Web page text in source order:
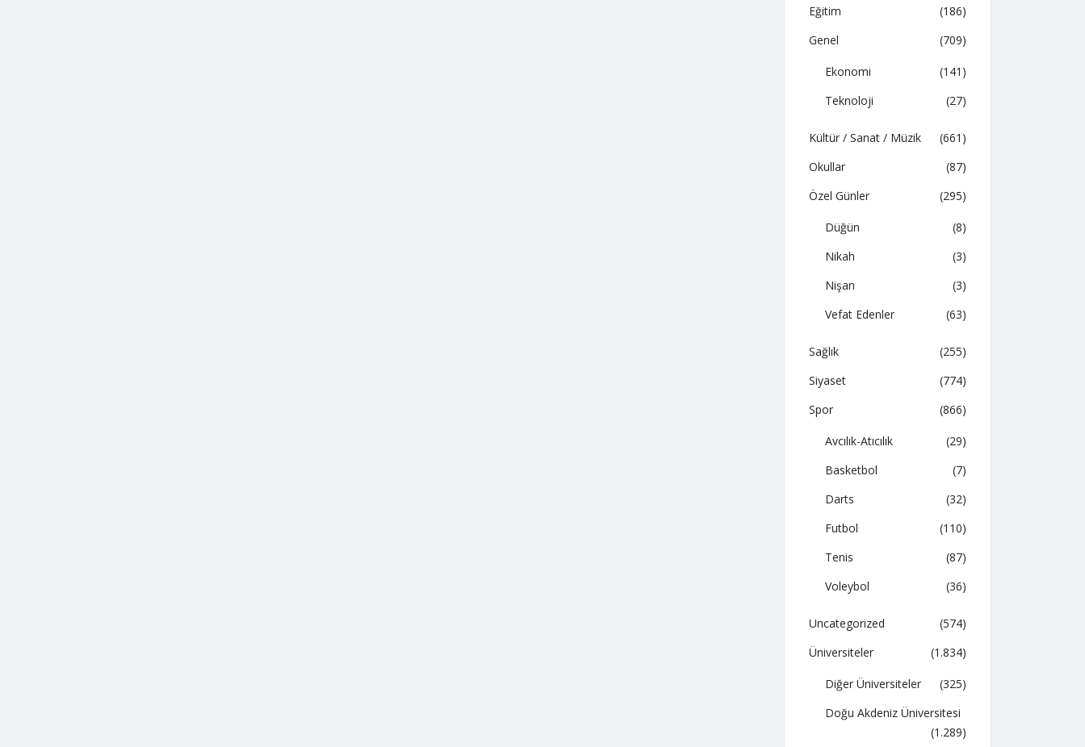
Eğitim
(186)
Genel
(709)
Ekonomi
(141)
Teknoloji
(27)
Kültür / Sanat / Müzik
(661)
Okullar
(87)
Özel Günler
(295)
Düğün
(8)
Nikah
(3)
Nişan
(3)
Vefat Edenler
(63)
Sağlık
(255)
Siyaset
(774)
Spor
(866)
Avcılık-Atıcılık
(29)
Basketbol
(7)
Darts
(32)
Futbol
(110)
Tenis
(87)
Voleybol
(36)
Uncategorized
(574)
Üniversiteler
(1.834)
Diğer Üniversiteler
(325)
Doğu Akdeniz Üniversitesi
(1.289)